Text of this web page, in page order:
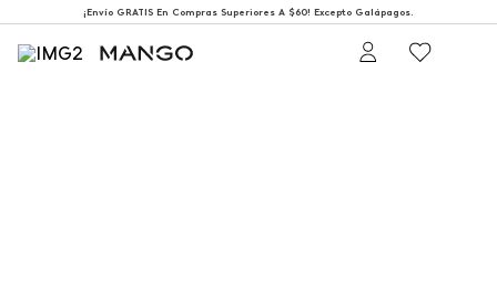
¡Envío GRATIS En Compras Superiores A $60! Excepto Galápagos.